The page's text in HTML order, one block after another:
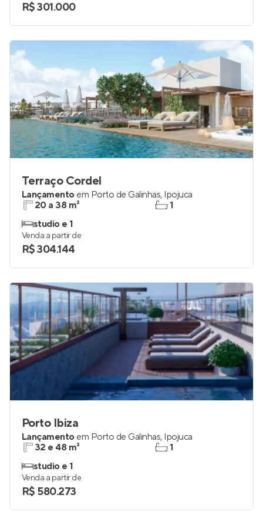
R$ 301.000
Terraço Cordel
Lançamento em Porto de Galinhas, Ipojuca
20 a 38 m²
studio e 1
1
Venda a partir de
R$ 304.144
Porto Ibiza
Lançamento em Porto de Galinhas, Ipojuca
32 e 48 m²
studio e 1
1
Venda a partir de
R$ 580.273